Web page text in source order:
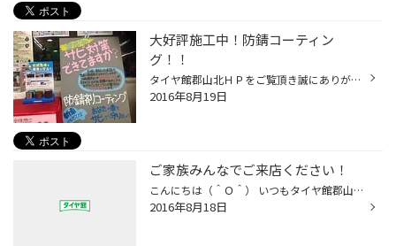
大好評施工中！防錆コーティン
グ！！
タイヤ館郡山北ＨＰをご覧頂き誠にありがとうございます。 今日は当店イチオシのオススメサービス「防錆コーティング」をご紹介します。 只今、大好評にて施工中の「防錆コーティング」！ 熱を発するマフラーにも塗装できちゃう専用の塗料でお車の下回りの錆をガード。 既に錆が発生してしまってい...
2016年8月19日
ご家族みんなでご来店ください！
こんにちは（＾Ｏ＾） いつもタイヤ館郡山北WEBをご覧頂きまして ありがとうございます！！ 今日は蒸し暑い一日でしたね(>_
2016年8月18日